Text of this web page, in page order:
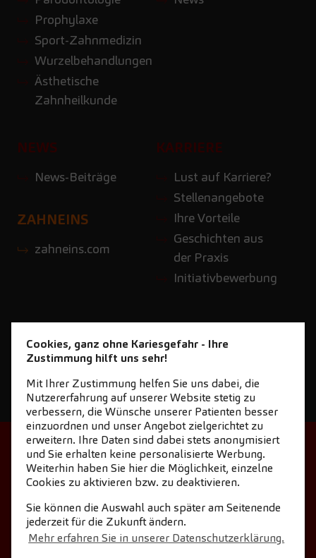
Prophylaxe
Sport-Zahnmedizin
Wurzelbehandlungen
Ästhetische
Zahnheilkunde
NEWS
News-Beiträge
KARRIERE
Lust auf Karriere?
Stellenangebote
Ihre Vorteile
Geschichten aus
der Praxis
Initiativbewerbung
ZAHNEINS
zahneins.com
STARTSEITE
KONTAKT
NEWSLETTER DOWNLOAD
COOKIE-EINSTELLUNGEN
IMPRESSUM
DATENSCHUTZ
Cookies, ganz ohne Kariesgefahr - Ihre
Zustimmung hilft uns sehr!
Mit Ihrer Zustimmung helfen Sie uns dabei, die
Nutzererfahrung auf unserer Website stetig zu
verbessern, die Wünsche unserer Patienten besser
einzuordnen und unser Angebot zielgerichtet zu
erweitern. Ihre Daten sind dabei stets anonymisiert
und Sie erhalten keine personalisierte Werbung.
Weiterhin haben Sie hier die Möglichkeit, einzelne
Cookies zu aktivieren bzw. zu deaktivieren.
Sie können die Auswahl auch später am Seitenende
jederzeit für die Zukunft ändern.
Mehr erfahren Sie in unserer Datenschutzerklärung.